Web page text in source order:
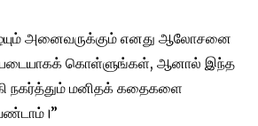
அனைவருக்கும் எனது ஆலோசனை
கொள்ளுங்கள், ஆனால் இந்த
நகர்த்தும் மனிதக் கதைகளை